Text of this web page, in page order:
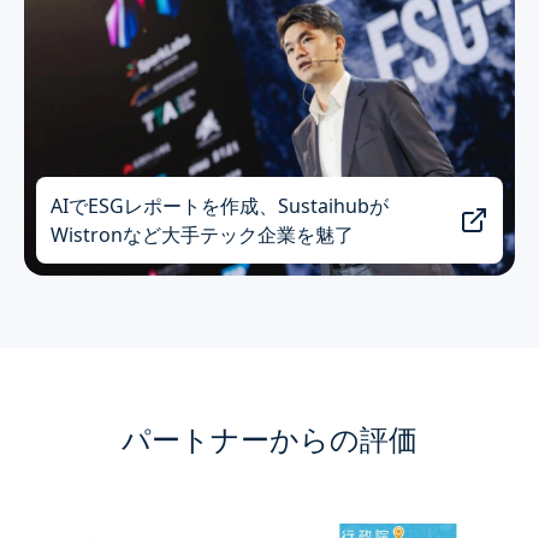
AIでESGレポートを作成、Sustaihubが
Wistronなど大手テック企業を魅了
パートナーからの評価